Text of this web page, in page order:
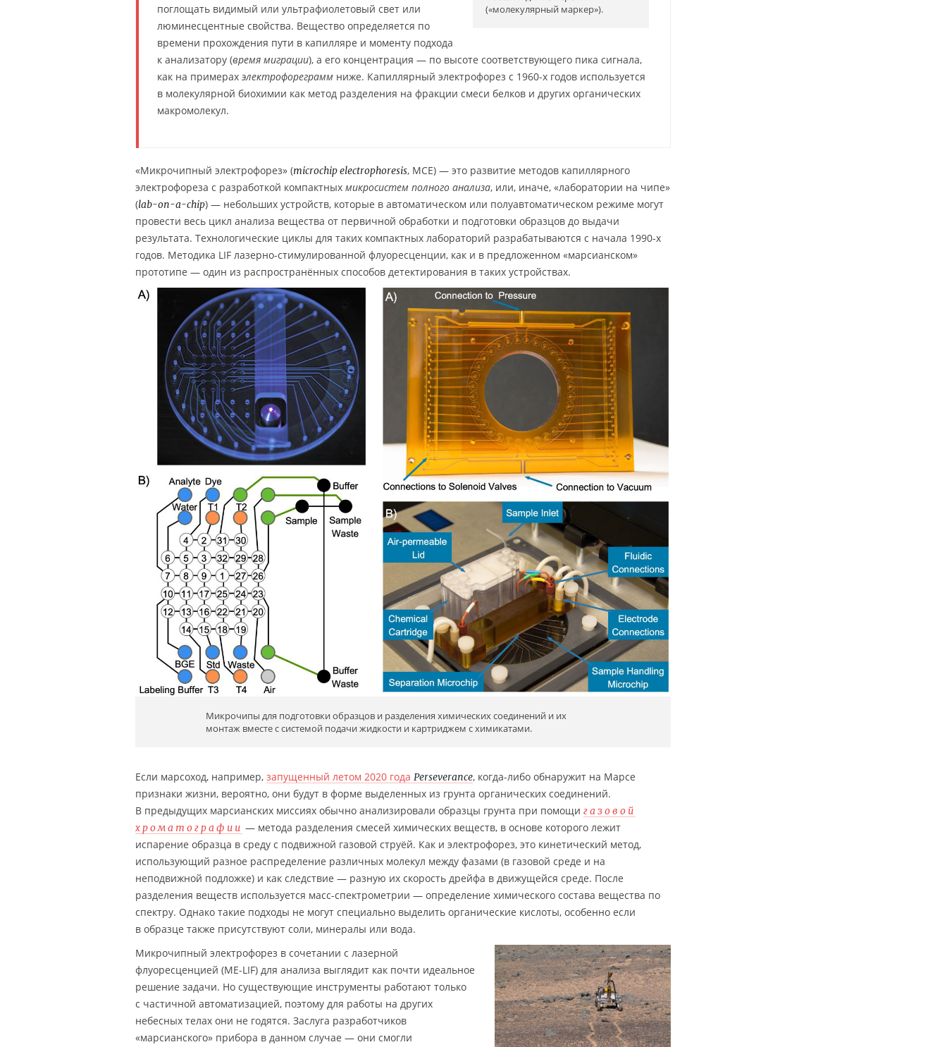
(«молекулярный маркер»).
поглощать видимый или ультрафиолетовый свет или
люминесцентные свойства. Вещество определяется по
времени прохождения пути в капилляре и моменту подхода
к анализатору (время миграции), а его концентрация — по высоте соответствующего пика сигнала,
как на примерах электрофореграмм ниже. Капиллярный электрофорез с 1960-х годов используется
в молекулярной биохимии как метод разделения на фракции смеси белков и других органических
макромолекул.
«Микрочипный электрофорез» (microchip electrophoresis, MCE) — это развитие методов капиллярного
электрофореза с разработкой компактных микросистем полного анализа, или, иначе, «лаборатории на чипе»
(lab-on-a-chip) — небольших устройств, которые в автоматическом или полуавтоматическом режиме могут
провести весь цикл анализа вещества от первичной обработки и подготовки образцов до выдачи
результата. Технологические циклы для таких компактных лабораторий разрабатываются с начала 1990-х
годов. Методика LIF лазерно-стимулированной флуоресценции, как и в предложенном «марсианском»
прототипе — один из распространённых способов детектирования в таких устройствах.
Микрочипы для подготовки образцов и разделения химических соединений и их
монтаж вместе с системой подачи жидкости и картриджем с химикатами.
Если марсоход, например, запущенный летом 2020 года Perseverance, когда-либо обнаружит на Марсе
признаки жизни, вероятно, они будут в форме выделенных из грунта органических соединений.
В предыдущих марсианских миссиях обычно анализировали образцы грунта при помощи газовой
хроматографии — метода разделения смесей химических веществ, в основе которого лежит
испарение образца в среду с подвижной газовой струёй. Как и электрофорез, это кинетический метод,
использующий разное распределение различных молекул между фазами (в газовой среде и на
неподвижной подложке) и как следствие — разную их скорость дрейфа в движущейся среде. После
разделения веществ используется масс-спектрометрии — определение химического состава вещества по
спектру. Однако такие подходы не могут специально выделить органические кислоты, особенно если
в образце также присутствуют соли, минералы или вода.
Микрочипный электрофорез в сочетании с лазерной
флуоресценцией (ME-LIF) для анализа выглядит как почти идеальное
решение задачи. Но существующие инструменты работают только
с частичной автоматизацией, поэтому для работы на других
небесных телах они не годятся. Заслуга разработчиков
«марсианского» прибора в данном случае — они смогли